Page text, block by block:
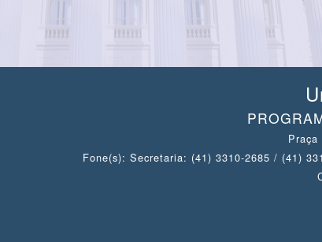
Fone(s): Secretaria: (41) 3310-2685 / (41)